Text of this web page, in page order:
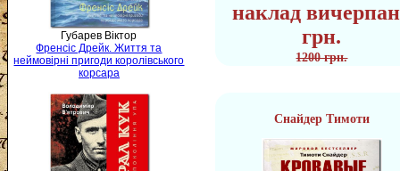
Губарев Віктор
Френсіс Дрейк. Життя та
неймовірні пригоди королівського
корсара
наклад
грн.
1200 грн.
Снайдер Тимоти